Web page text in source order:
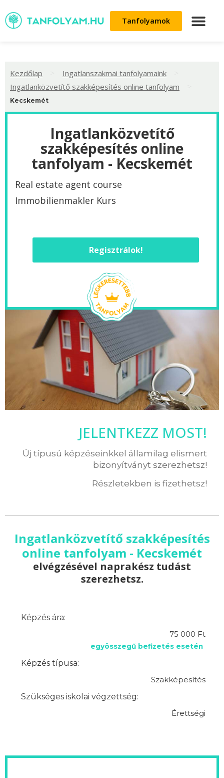
Tanfolyamok
Kezdőlap Ingatlanszakmai tanfolyamaink
Ingatlanközvetítő szakképesítés online tanfolyam
Kecskemét
Ingatlanközvetítő
szakképesítés online
tanfolyam - Kecskemét
Real estate agent course
Immobilienmakler Kurs
Regisztrálok!
JELENTKEZZ MOST!
Új típusú képzéseinkkel államilag elismert
bizonyítványt szerezhetsz!
Részletekben is fizethetsz!
Ingatlanközvetítő szakképesítés
online tanfolyam - Kecskemét
elvégzésével naprakész tudást
szerezhetsz.
Képzés ára:
75 000 Ft
egyösszegű befizetés esetén
Képzés típusa:
Szakképesítés
Szükséges iskolai végzettség:
Érettségi